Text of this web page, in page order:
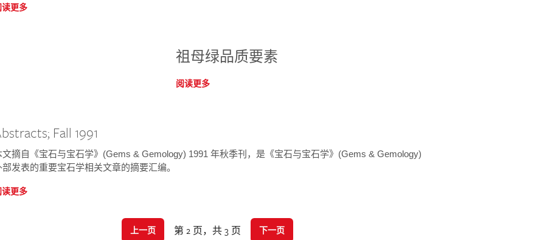
更多
祖母绿品质要素
阅读更多
Fall 1991
文摘自《宝石与宝石学》(Gems & Gemology) 1991 年秋季刊，是《宝石与宝石学》(Gems & Gemology)
部发表的重要宝石学相关文章的摘要汇编。
更多
上一页 第 2 页，共 3 页 下一页